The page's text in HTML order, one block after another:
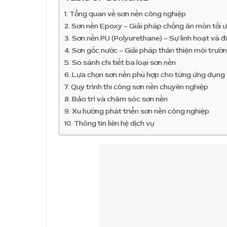
Tổng quan về sơn nền công nghiệp
Sơn nền Epoxy – Giải pháp chống ăn mòn tối
Sơn nền PU (Polyurethane) – Sự linh hoạt và
Sơn gốc nước – Giải pháp thân thiện môi
So sánh chi tiết ba loại sơn nền
Lựa chọn sơn nền phù hợp cho từng ứng dụng
Quy trình thi công sơn nền chuyên nghiệp
Bảo trì và chăm sóc sơn nền
Xu hướng phát triển sơn nền công nghiệp
Thông tin liên hệ dịch vụ